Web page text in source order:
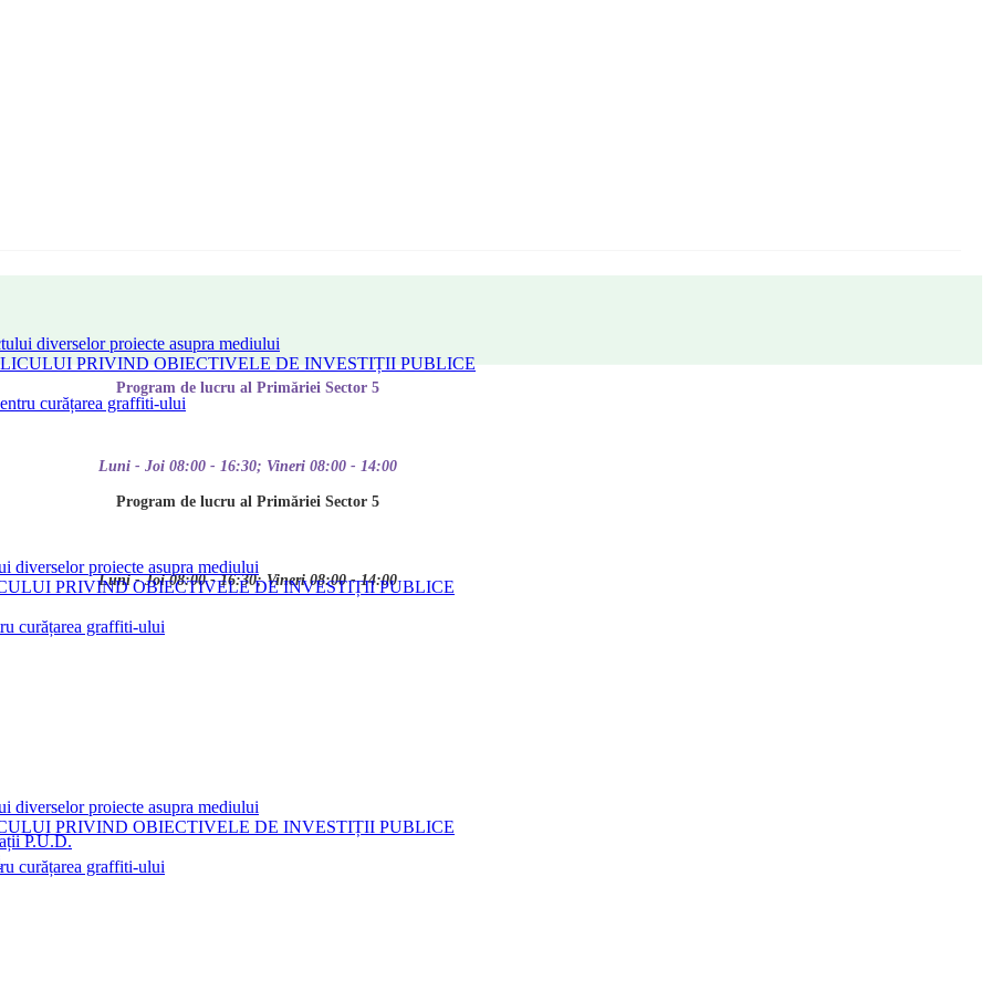
diverselor proiecte asupra mediului
PRIVIND OBIECTIVELE DE INVESTIȚII PUBLICE
curățarea graffiti-ului
P.U.D.
Program de lucru al Primăriei Sector 5
Luni - Joi 08:00 - 16:30; Vineri 08:00 - 14:00
Program de lucru al Primăriei Sector 5
Luni - Joi 08:00 - 16:30; Vineri 08:00 - 14:00
diverselor proiecte asupra mediului
PRIVIND OBIECTIVELE DE INVESTIȚII PUBLICE
curățarea graffiti-ului
diverselor proiecte asupra mediului
PRIVIND OBIECTIVELE DE INVESTIȚII PUBLICE
curățarea graffiti-ului